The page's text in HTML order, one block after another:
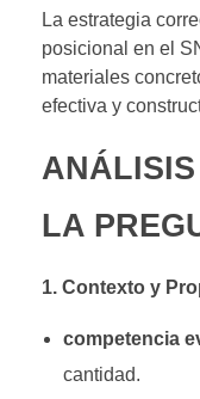
La estrategia
posicional en el
materiales
efectiva y
LA
1. Contexto y
competencia
cantidad.